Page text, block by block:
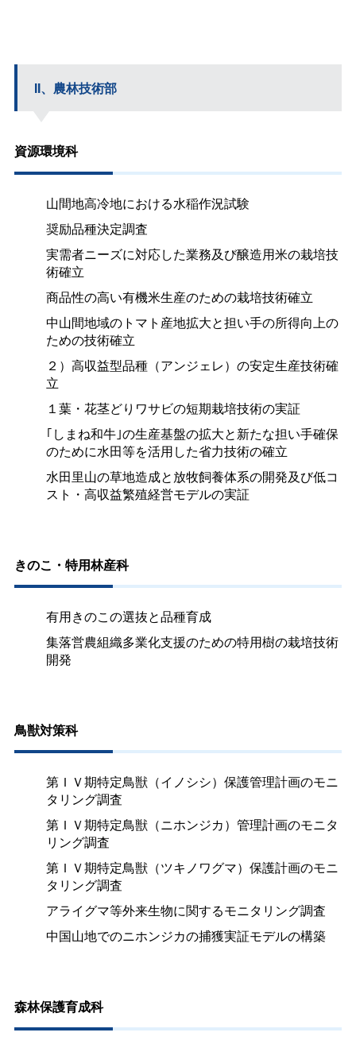
II、農林技術部
資源環境科
山間地高冷地における水稲作況試験
奨励品種決定調査
実需者ニーズに対応した業務及び醸造用米の栽培技
術確立
商品性の高い有機米生産のための栽培技術確立
中山間地域のトマト産地拡大と担い手の所得向上の
ための技術確立
２）高収益型品種（アンジェレ）の安定生産技術確
立
１葉・花茎どりワサビの短期栽培技術の実証
｢しまね和牛｣の生産基盤の拡大と新たな担い手確保
のために水田等を活用した省力技術の確立
水田里山の草地造成と放牧飼養体系の開発及び低コ
スト・高収益繁殖経営モデルの実証
きのこ・特用林産科
有用きのこの選抜と品種育成
集落営農組織多業化支援のための特用樹の栽培技術
開発
鳥獣対策科
第ＩＶ期特定鳥獣（イノシシ）保護管理計画のモニ
タリング調査
第ＩＶ期特定鳥獣（ニホンジカ）管理計画のモニタ
リング調査
第ＩＶ期特定鳥獣（ツキノワグマ）保護計画のモニ
タリング調査
アライグマ等外来生物に関するモニタリング調査
中国山地でのニホンジカの捕獲実証モデルの構築
森林保護育成科